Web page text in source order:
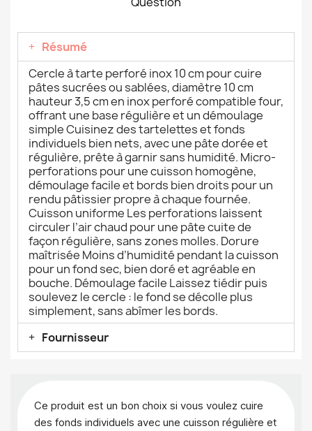
Résumé
Cercle à tarte perforé inox 10 cm pour cuire
pâtes sucrées ou sablées, diamètre 10 cm
hauteur 3,5 cm en inox perforé compatible four,
offrant une base régulière et un démoulage
simple Cuisinez des tartelettes et fonds
individuels bien nets, avec une pâte dorée et
régulière, prête à garnir sans humidité. Micro-
perforations pour une cuisson homogène,
démoulage facile et bords bien droits pour un
rendu pâtissier propre à chaque fournée.
Cuisson uniforme Les perforations laissent
circuler l’air chaud pour une pâte cuite de
façon régulière, sans zones molles. Dorure
maîtrisée Moins d’humidité pendant la cuisson
pour un fond sec, bien doré et agréable en
bouche. Démoulage facile Laissez tiédir puis
soulevez le cercle : le fond se décolle plus
simplement, sans abîmer les bords.
Fournisseur
Ce produit est un bon choix si vous voulez cuire
des fonds individuels avec une cuisson régulière et